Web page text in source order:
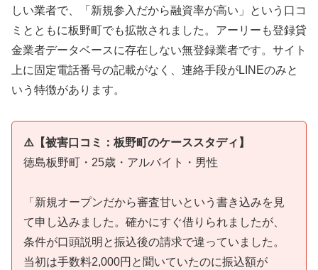
しい業者で、「新規参入だから融資率が高い」という口コ
ミとともに板野町でも拡散されました。アーリーも登録貸
金業者データベースに存在しない無登録業者です。サイト
上に固定電話番号の記載がなく、連絡手段がLINEのみと
いう特徴があります。
⚠️【被害口コミ：板野町のケーススタディ】
徳島板野町・25歳・アルバイト・男性
「新規オープンだから審査甘いという書き込みを見
て申し込みました。確かにすぐ借りられましたが、
条件が口頭説明と振込後の請求で違っていました。
当初は手数料2,000円と聞いていたのに振込額が